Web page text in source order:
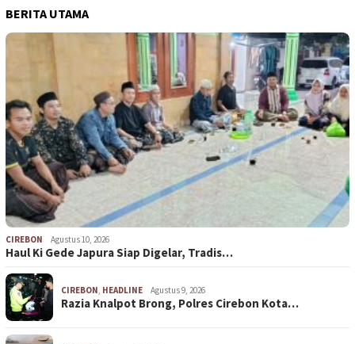
BERITA UTAMA
CIREBON Agustus 10, 2026
Haul Ki Gede Japura Siap Digelar, Tradis…
CIREBON HEADLINE Agustus 9, 2026
Razia Knalpot Brong, Polres Cirebon Kota…